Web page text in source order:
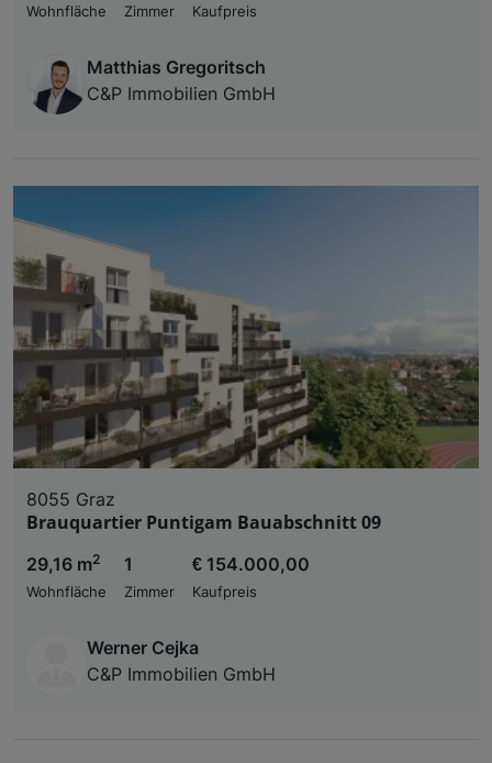
Wohnfläche
Zimmer Kaufpreis
Matthias Gregoritsch
C&P Immobilien GmbH
8055 Graz
Brauquartier Puntigam Bauabschnitt 09
29,16 m2
Wohnfläche
1
Zimmer
€ 154.000,00
Kaufpreis
Werner Cejka
C&P Immobilien GmbH